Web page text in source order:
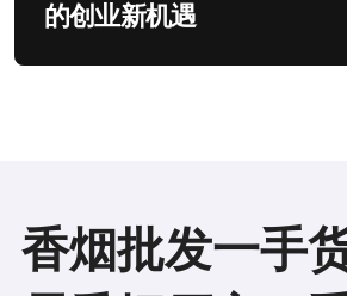
的创业新机遇
香烟批发一手